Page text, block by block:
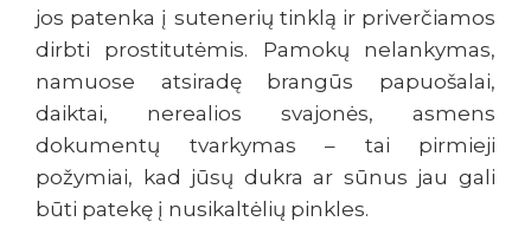
jos patenka į sutenerių tinklą ir priverčiamos
dirbti prostitutėmis. Pamokų nelankymas,
namuose atsiradę brangūs papuošalai,
daiktai, nerealios svajonės, asmens
dokumentų tvarkymas – tai pirmieji
požymiai, kad jūsų dukra ar sūnus jau gali
būti patekę į nusikaltėlių pinkles.